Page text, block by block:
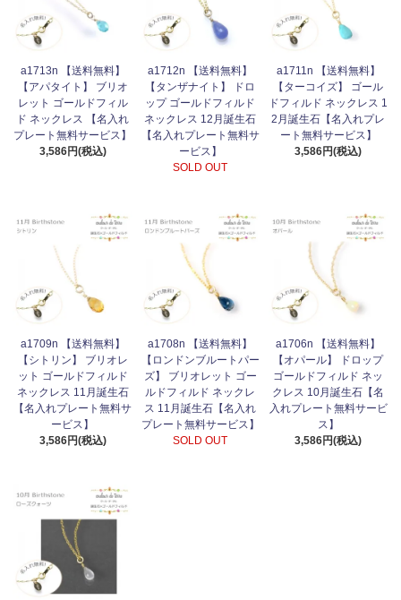
a1713n 【送料無料】
【アパタイト】 ブリオ
レット ゴールドフィル
ド ネックレス 【名入れ
プレート無料サービス】
3,586円(税込)
a1712n 【送料無料】
【タンザナイト】 ドロ
ップ ゴールドフィルド
ネックレス 12月誕生石
【名入れプレート無料サ
ービス】
SOLD OUT
a1711n 【送料無料】
【ターコイズ】 ゴール
ドフィルド ネックレス 1
2月誕生石【名入れプレ
ート無料サービス】
3,586円(税込)
a1709n 【送料無料】
【シトリン】 ブリオレ
ット ゴールドフィルド
ネックレス 11月誕生石
【名入れプレート無料サ
ービス】
3,586円(税込)
a1708n 【送料無料】
【ロンドンブルートパー
ズ】 ブリオレット ゴー
ルドフィルド ネックレ
ス 11月誕生石【名入れ
プレート無料サービス】
SOLD OUT
a1706n 【送料無料】
【オパール】 ドロップ
ゴールドフィルド ネッ
クレス 10月誕生石【名
入れプレート無料サービ
ス】
3,586円(税込)